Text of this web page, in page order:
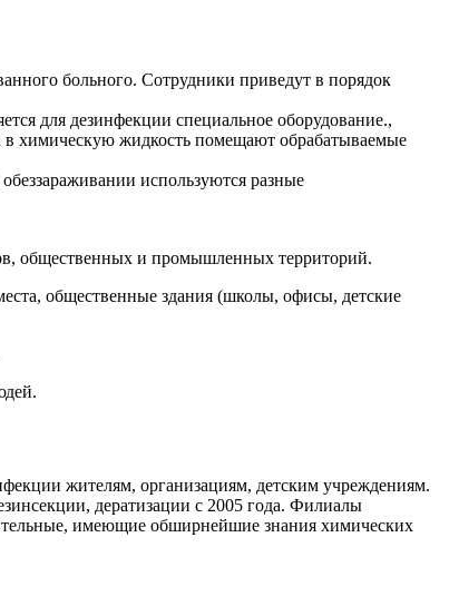
больного. Сотрудники приведут в порядок
для дезинфекции специальное оборудование.,
в химическую жидкость помещают обрабатываемые
используются разные
общественных и промышленных территорий.
общественные здания (школы, офисы, детские
жителям, организациям, детским учреждениям.
дератизации с 2005 года. Филиалы
имеющие обширнейшие знания химических